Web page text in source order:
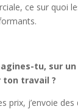
ce sur quoi
tu, sur
ton travail ?
prix, j’envoie